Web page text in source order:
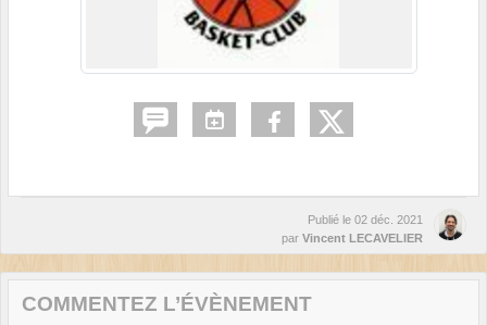
Publié le 02 déc. 2021
par Vincent LECAVELIER
COMMENTEZ L’ÉVÈNEMENT